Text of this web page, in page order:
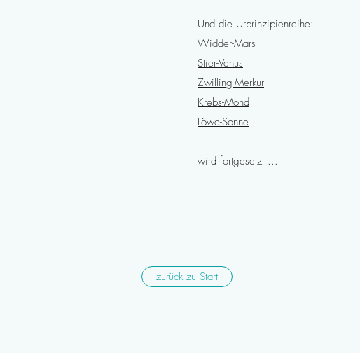
Und die Urprinzipienreihe:
Widder-Mars
Stier-Venus
Zwilling-Merkur
Krebs-Mond
Löwe-Sonne
wird fortgesetzt ...
zurück zu Start